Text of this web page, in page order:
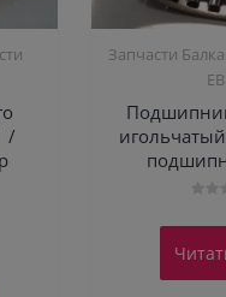
/
Запчасти
0
5